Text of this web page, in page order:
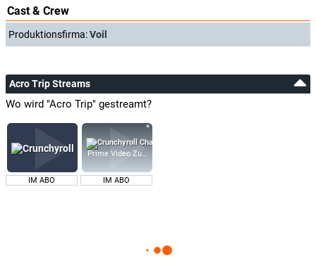
Cast & Crew
Produktionsfirma:Voil
Acro Trip Streams
Wo wird "Acro Trip" gestreamt?
IM ABO
Prime Video Zusatz-Kanäle
IM ABO